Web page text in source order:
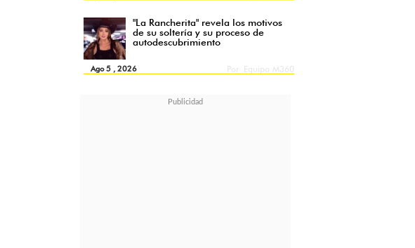
"La Rancherita" revela los motivos
de su soltería y su proceso de
autodescubrimiento
Ago 5 , 2026